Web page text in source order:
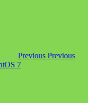
Previous Previous
7